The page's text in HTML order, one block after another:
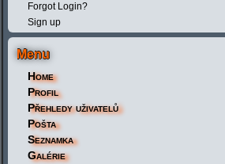
Forgot Login?
Sign up
Menu
Home
Profil
Přehledy uživatelů
Pošta
Seznamka
Galérie